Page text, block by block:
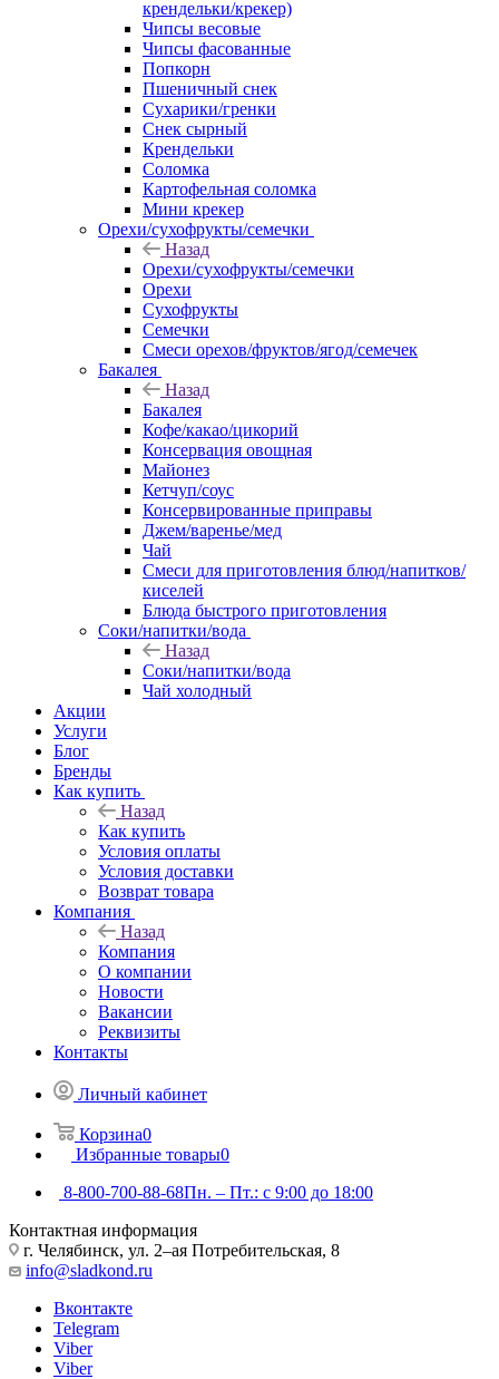
крендельки/крекер)
Чипсы весовые
Чипсы фасованные
Попкорн
Пшеничный снек
Сухарики/гренки
Снек сырный
Крендельки
Соломка
Картофельная соломка
Мини крекер
Орехи/сухофрукты/семечки
Назад
Орехи/сухофрукты/семечки
Орехи
Сухофрукты
Семечки
Смеси орехов/фруктов/ягод/семечек
Бакалея
Назад
Бакалея
Кофе/какао/цикорий
Консервация овощная
Майонез
Кетчуп/соус
Консервированные приправы
Джем/варенье/мед
Чай
Смеси для приготовления блюд/напитков/
киселей
Блюда быстрого приготовления
Соки/напитки/вода
Назад
Соки/напитки/вода
Чай холодный
Акции
Услуги
Блог
Бренды
Как купить
Назад
Как купить
Условия оплаты
Условия доставки
Возврат товара
Компания
Назад
Компания
О компании
Новости
Вакансии
Реквизиты
Контакты
Личный кабинет
Корзина0
Избранные товары0
8-800-700-88-68Пн. – Пт.: с 9:00 до 18:00
Контактная информация
г. Челябинск, ул. 2–ая Потребительская, 8
info@sladkond.ru
Вконтакте
Telegram
Viber
Viber